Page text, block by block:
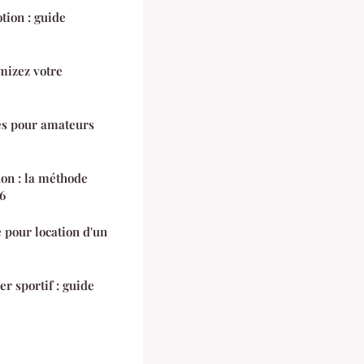
: guide
votre
pour amateurs
: la méthode
location d'un
sportif : guide